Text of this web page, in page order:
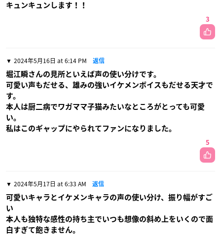
キュンキュンします！！
3
2024年5月16日 at 6:14 PM 返信
堀江瞬さんの見所といえば声の使い分けです。
可愛い声もだせる、雄みの強いイケメンボイスもだせる天才で
す。
本人は厨二病でワガママ子猫みたいなところがとっても可愛
い。
私はこのギャップにやられてファンになりました。
5
2024年5月17日 at 6:33 AM 返信
可愛いキャラとイケメンキャラの声の使い分け、振り幅がすご
い
本人も独特な感性の持ち主でいつも想像の斜め上をいくので面
白すぎて飽きません。